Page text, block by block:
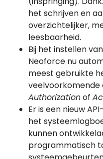
het schrijven en
overzichtelijker,
leesbaarheid.
Bij het instellen
Neoforce nu
meest gebruikte
veelvoorkomende
Authorizationof
Er is een nieuw
het
kunnen
programmatisch